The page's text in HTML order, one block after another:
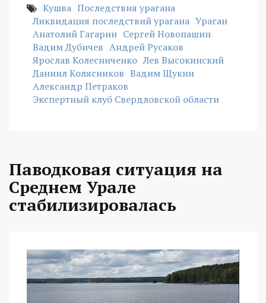
Кушва Последствия урагана
Ликвидация последствий урагана Ураган
Анатолий Гагарин Сергей Новопашин
Вадим Дубичев Андрей Русаков
Ярослав Колесниченко Лев Высокинский
Даниил Колясников Вадим Щукин
Александр Петраков
Экспертный клуб Свердловской области
Паводковая ситуация на
Среднем Урале
стабилизировалась